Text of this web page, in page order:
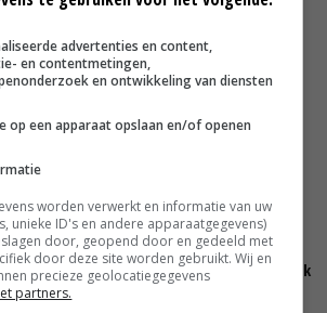
12:29
vlogger Kees Huizinga: ‘Bezoek van
12:00
zoekt tweehonderd agrariërs die
willen denken
11:34
zet Britse melkveehouderij onder druk
advertenties en content,
en contentmetingen,
en ontwikkeling van diensten
op een apparaat opslaan en/of openen
worden verwerkt en informatie van uw
unieke ID's en andere apparaatgegevens)
door, geopend door en gedeeld met
door deze site worden gebruikt. Wij en
precieze geolocatiegegevens
partners.